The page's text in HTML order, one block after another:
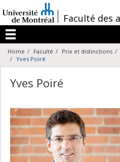
au
contenu
/Faculté des
Menu
Home Faculté Prix et distinctions
Yves Poiré
Yves Poiré